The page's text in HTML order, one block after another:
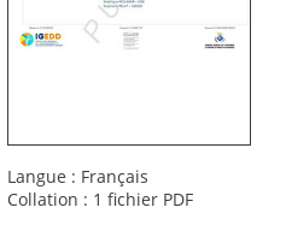
Langue : Français
Collation : 1 fichier PDF